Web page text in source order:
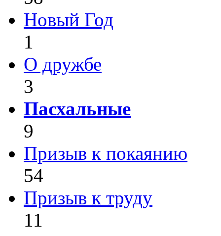
Новый Год
1
О дружбе
3
Пасхальные
9
Призыв к покаянию
54
Призыв к труду
11